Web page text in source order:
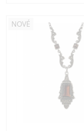
NOVÉ